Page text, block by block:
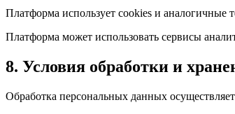
Платформа использует cookies и аналогичные
Платформа может использовать сервисы
8. Условия обработки и
Обработка персональных данных